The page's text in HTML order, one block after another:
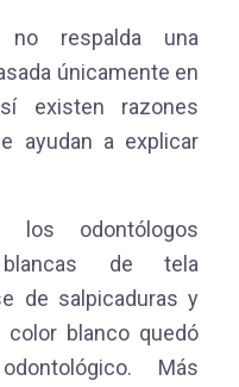
no respalda una
únicamente en
existen razones
ayudan a explicar
los odontólogos
blancas de tela
de salpicaduras y
blanco quedó
Más